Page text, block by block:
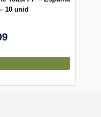
10 unid